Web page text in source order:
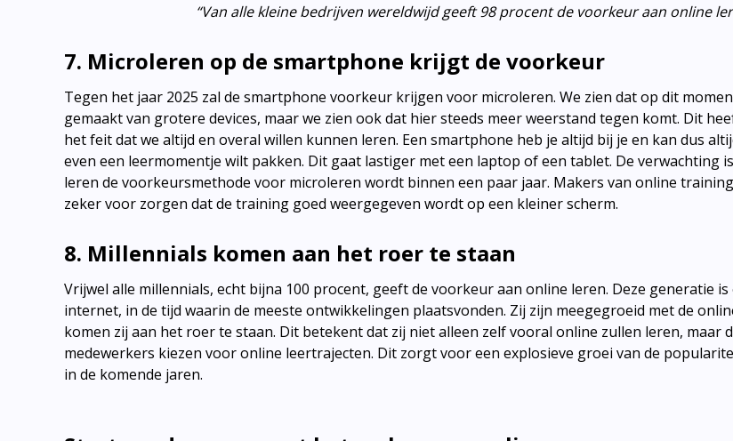
“Van alle kleine bedrijven wereldwijd geeft 98 procent de voorkeur aan online
7. Microleren op de smartphone krijgt de voorkeur
Tegen het jaar 2025 zal de smartphone voorkeur krijgen voor microleren. We zien dat op dit
gemaakt van grotere devices, maar we zien ook dat hier steeds meer weerstand tegen komt. Dit
het feit dat we altijd en overal willen kunnen leren. Een smartphone heb je altijd bij je en kan dus
even een leermomentje wilt pakken. Dit gaat lastiger met een laptop of een tablet. De verwachting
leren de voorkeursmethode voor microleren wordt binnen een paar jaar. Makers van online
zeker voor zorgen dat de training goed weergegeven wordt op een kleiner scherm.
8. Millennials komen aan het roer te staan
Vrijwel alle millennials, echt bijna 100 procent, geeft de voorkeur aan online leren. Deze generatie
internet, in de tijd waarin de meeste ontwikkelingen plaatsvonden. Zij zijn meegegroeid met de
komen zij aan het roer te staan. Dit betekent dat zij niet alleen zelf vooral online zullen leren, maar
medewerkers kiezen voor online leertrajecten. Dit zorgt voor een explosieve groei van de
in de komende jaren.